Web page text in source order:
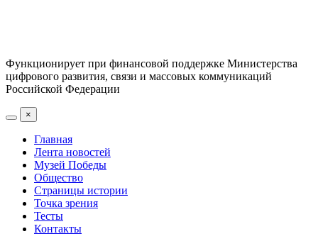
Функционирует при финансовой поддержке Министерства
цифрового развития, связи и массовых коммуникаций
Российской Федерации
×
Главная
Лента новостей
Музей Победы
Общество
Страницы истории
Точка зрения
Тесты
Контакты